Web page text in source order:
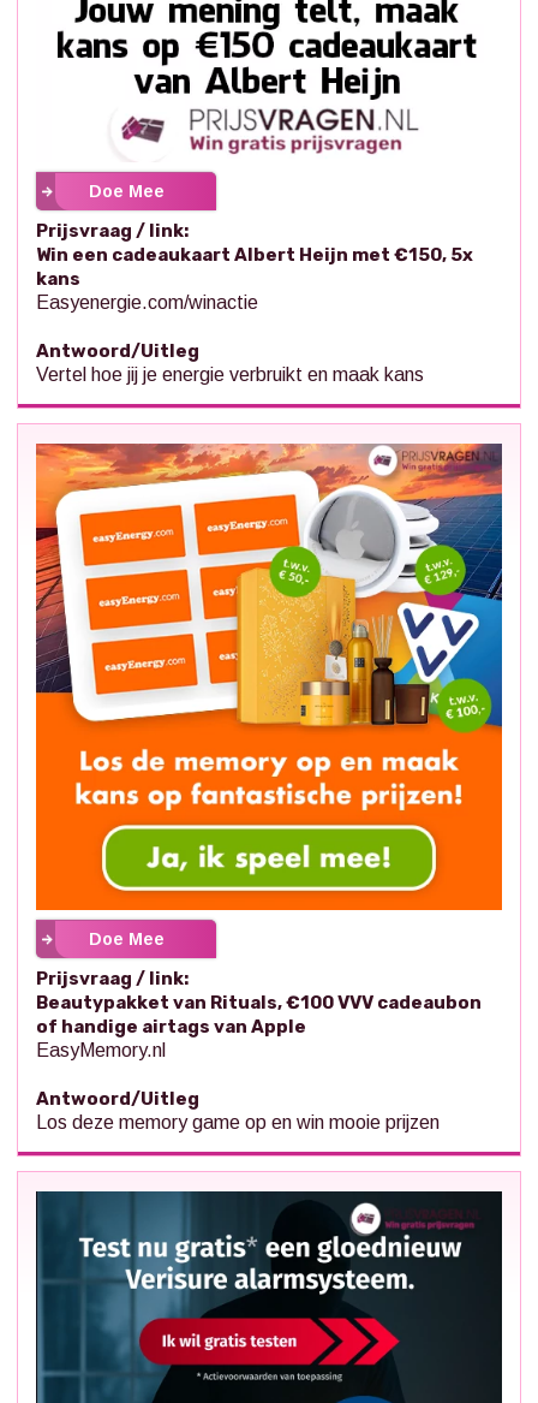
Doe Mee
Prijsvraag / link:
Win een cadeaukaart Albert Heijn met €150, 5x
kans
Easyenergie.com/winactie
Antwoord/Uitleg
Vertel hoe jij je energie verbruikt en maak kans
Doe Mee
Prijsvraag / link:
Beautypakket van Rituals, €100 VVV cadeaubon
of handige airtags van Apple
EasyMemory.nl
Antwoord/Uitleg
Los deze memory game op en win mooie prijzen